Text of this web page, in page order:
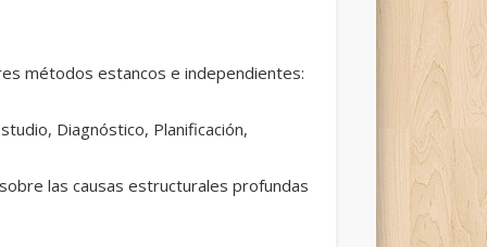
métodos estancos e independientes:
Diagnóstico, Planificación,
las causas estructurales profundas